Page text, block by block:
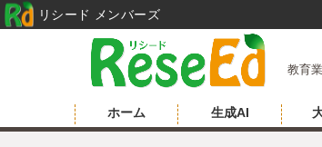
教育
ホーム 生成AI
リシード メンバーズ